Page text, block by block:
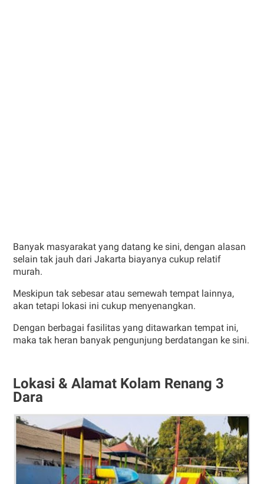
Banyak masyarakat yang datang ke sini, dengan alasan
selain tak jauh dari Jakarta biayanya cukup relatif
murah.
Meskipun tak sebesar atau semewah tempat lainnya,
akan tetapi lokasi ini cukup menyenangkan.
Dengan berbagai fasilitas yang ditawarkan tempat ini,
maka tak heran banyak pengunjung berdatangan ke sini.
Lokasi & Alamat Kolam Renang 3
Dara